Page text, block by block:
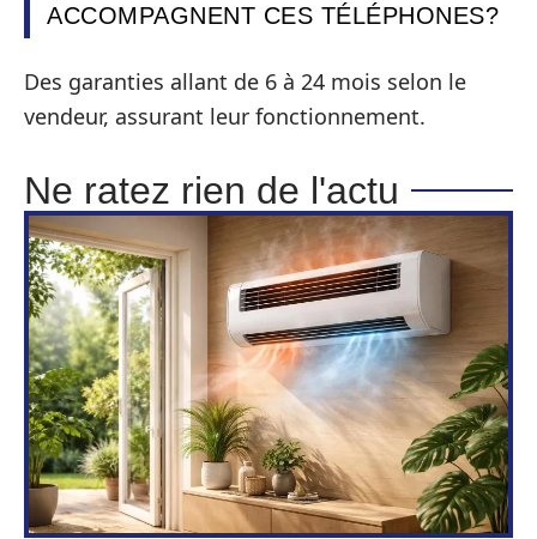
ACCOMPAGNENT CES TÉLÉPHONES?
Des garanties allant de 6 à 24 mois selon le
vendeur, assurant leur fonctionnement.
Ne ratez rien de l'actu